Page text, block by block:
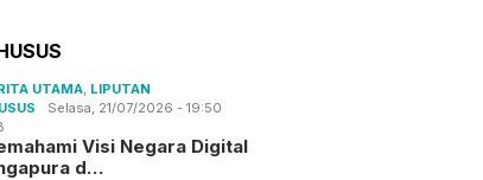
UTAMA, LIPUTAN
Selasa, 21/07/2026 - 19:50
Visi Negara Digital
d…